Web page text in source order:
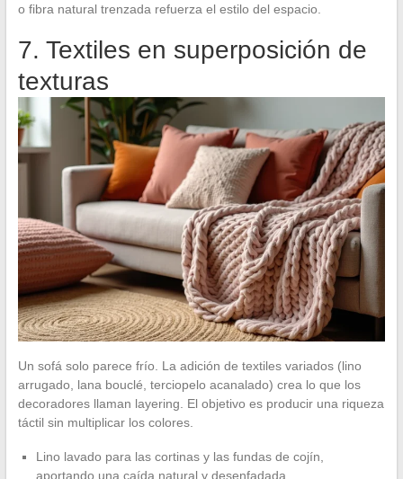
o fibra natural trenzada refuerza el estilo del espacio.
7. Textiles en superposición de
texturas
Un sofá solo parece frío. La adición de textiles variados (lino
arrugado, lana bouclé, terciopelo acanalado) crea lo que los
decoradores llaman layering. El objetivo es producir una riqueza
táctil sin multiplicar los colores.
Lino lavado para las cortinas y las fundas de cojín,
aportando una caída natural y desenfadada